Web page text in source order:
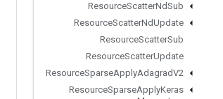
ResourceScatterNdSub
ResourceScatterNdUpdate
ResourceScatterSub
ResourceScatterUpdate
ResourceSparseApplyAdagradV2
ResourceSparseApplyKeras